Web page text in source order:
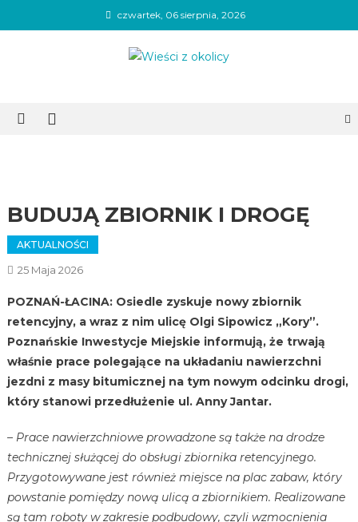
to
czwartek, 06 sierpnia, 2026
BUDUJĄ ZBIORNIK I DROGĘ
AKTUALNOŚCI
25 Maja 2026
POZNAŃ-ŁACINA: Osiedle zyskuje nowy zbiornik
retencyjny, a wraz z nim ulicę Olgi Sipowicz „Kory”.
Poznańskie Inwestycje Miejskie informują, że trwają
właśnie prace polegające na układaniu nawierzchni
jezdni z masy bitumicznej na tym nowym odcinku drogi,
który stanowi przedłużenie ul. Anny Jantar.
– Prace nawierzchniowe prowadzone są także na drodze
technicznej służącej do obsługi zbiornika retencyjnego.
Przygotowywane jest również miejsce na plac zabaw, który
powstanie pomiędzy nową ulicą a zbiornikiem. Realizowane
są tam roboty w zakresie podbudowy, czyli wzmocnienia